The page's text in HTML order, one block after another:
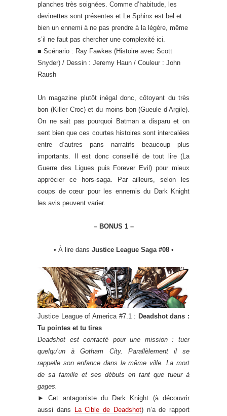
planches très soignées. Comme d’habitude, les
devinettes sont présentes et Le Sphinx est bel et
bien un ennemi à ne pas prendre à la légère, même
s’il ne faut pas chercher une complexité ici.
■ Scénario : Ray Fawkes (Histoire avec Scott
Snyder) / Dessin : Jeremy Haun / Couleur : John
Raush
Un magazine plutôt inégal donc, côtoyant du très
bon (Killer Croc) et du moins bon (Gueule d’Argile).
On ne sait pas pourquoi Batman a disparu et on
sent bien que ces courtes histoires sont intercalées
entre d’autres pans narratifs beaucoup plus
importants. Il est donc conseillé de tout lire (La
Guerre des Ligues puis Forever Evil) pour mieux
apprécier ce hors-saga. Par ailleurs, selon les
coups de cœur pour les ennemis du Dark Knight
les avis peuvent varier.
– BONUS 1 –
• À lire dans Justice League Saga #08•
Justice League of America #7.1 : Deadshot dans :
Tu pointes et tu tires
Deadshot est contacté pour une mission : tuer
quelqu’un à Gotham City. Parallèlement il se
rappelle son enfance dans la même ville. La mort
de sa famille et ses débuts en tant que tueur à
gages.
►
Cet antagoniste du Dark Knight (à découvrir
aussi dans
La Cible de Deadshot) n’a de rapport